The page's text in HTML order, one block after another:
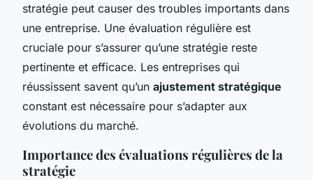
stratégie peut causer des troubles importants dans
une entreprise. Une évaluation régulière est
cruciale pour s’assurer qu’une stratégie reste
pertinente et efficace. Les entreprises qui
réussissent savent qu’un ajustement stratégique
constant est nécessaire pour s’adapter aux
évolutions du marché.
Importance des évaluations régulières de la
stratégie